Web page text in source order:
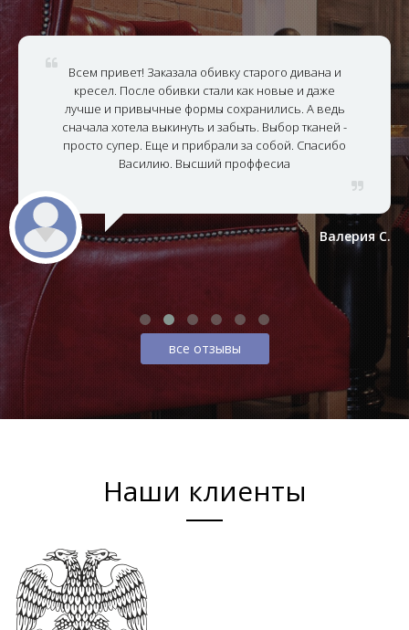
Всем привет! Заказала обивку старого дивана и
кресел. После обивки стали как новые и даже
лучше и привычные формы сохранились. А ведь
сначала хотела выкинуть и забыть. Выбор тканей -
просто супер. Еще и прибрали за собой. Спасибо
Василию. Высший проффесиа
Валерия С.
все отзывы
Наши клиенты